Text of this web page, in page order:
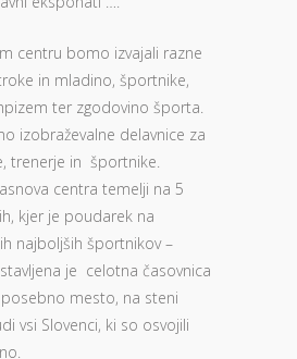
centru bomo izvajali razne
in mladino, športnike,
ter zgodovino športa.
izobraževalne delavnice za
trenerje in športnike.
centra temelji na 5
kjer je poudarek na
najboljših športnikov –
je celotna časovnica
mesto, na steni
vsi Slovenci, ki so osvojili